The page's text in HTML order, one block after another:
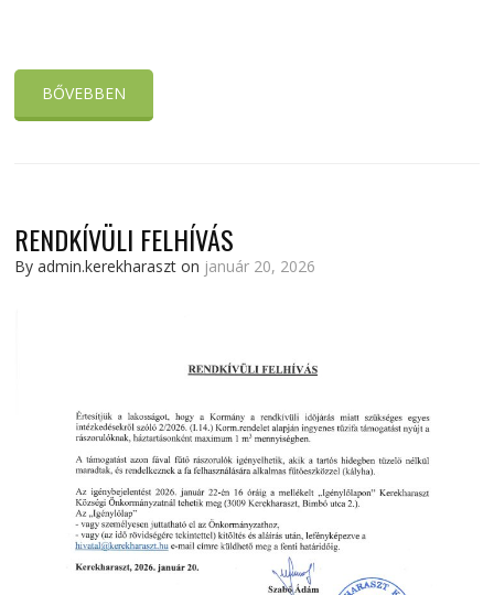
BŐVEBBEN
RENDKÍVÜLI FELHÍVÁS
By admin.kerekharaszt on január 20, 2026